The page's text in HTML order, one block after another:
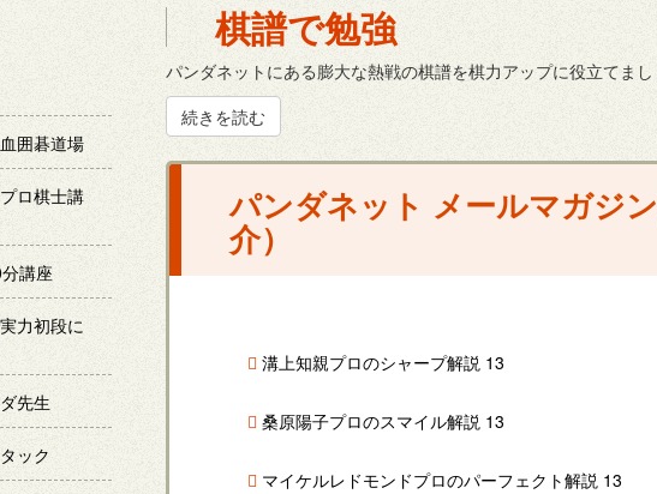
囲碁道場
ロ棋士講
講座
力初段に
先生
ック
棋譜で勉強
パンダネットにある膨大な熱戦の棋譜を棋力アップに役立てまし
続きを読む
パンダネット メールマガジ
介）
溝上知親プロのシャープ解説 13
桑原陽子プロのスマイル解説 13
マイケルレドモンドプロのパーフェクト解説 13